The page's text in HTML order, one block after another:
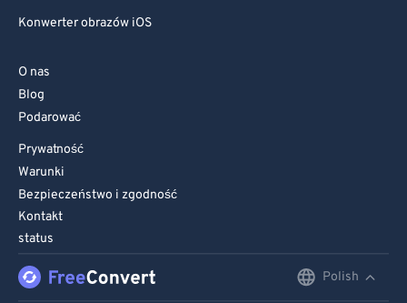
Konwerter obrazów iOS
O nas
Blog
Podarować
Prywatność
Warunki
Bezpieczeństwo i zgodność
Kontakt
status
Polish